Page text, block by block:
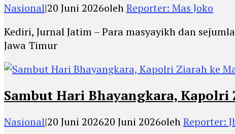
Nasional|20 Juni 2026olehReporter: Mas Joko
Kediri, Jurnal Jatim – Para masyayikh dan
Jawa Timur
Sambut Hari Bhayangkara,
Nasional|20 Juni 202620 Juni 2026olehReporter: